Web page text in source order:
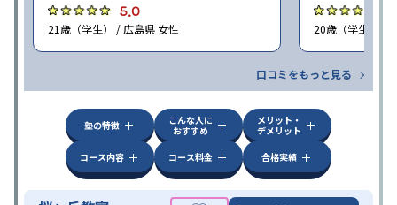
5.0
21歳（学生） / 広島県 女性 20歳（学生） /
口コミをもっと見る
塾の特徴
こんな人に
おすすめ
メリット・
デメリット
コース内容
コース料金 合格実績